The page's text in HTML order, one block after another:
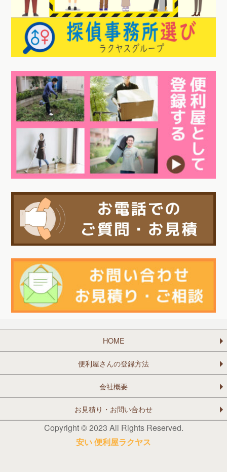
HOME
便利屋さんの登録方法
会社概要
お見積り・お問い合わせ
Copyright © 2023 All Rights Reserved.
安い 便利屋ラクヤス